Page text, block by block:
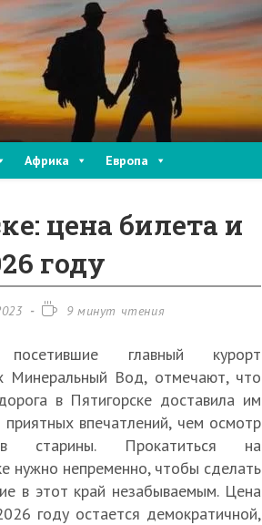
Африка Европа
цена билета и
году
Время9 минут чтения
посетившие главный курорт
Минеральный Вод, отмечают, что
в Пятигорске доставила им
впечатлений, чем осмотр
старины. Прокатиться на
нужно непременно, чтобы сделать
в этот край незабываемым. Цена
году остается демократичной,